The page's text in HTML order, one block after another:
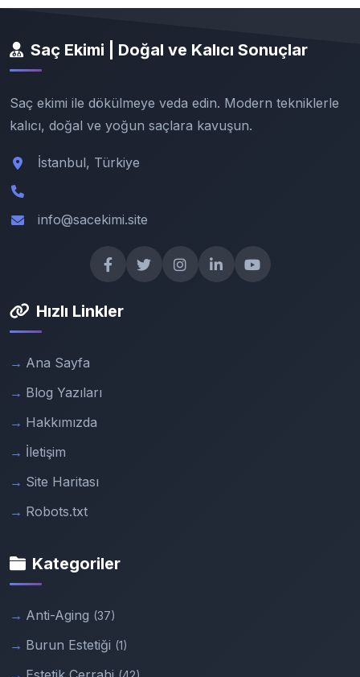
Saç Ekimi | Doğal ve Kalıcı Sonuçlar
Saç ekimi ile dökülmeye veda edin. Modern tekniklerle
kalıcı, doğal ve yoğun saçlara kavuşun.
İstanbul, Türkiye
info@sacekimi.site
Hızlı Linkler
Ana Sayfa
Blog Yazıları
Hakkımızda
İletişim
Site Haritası
Robots.txt
Kategoriler
Anti-Aging (37)
Burun Estetiği (1)